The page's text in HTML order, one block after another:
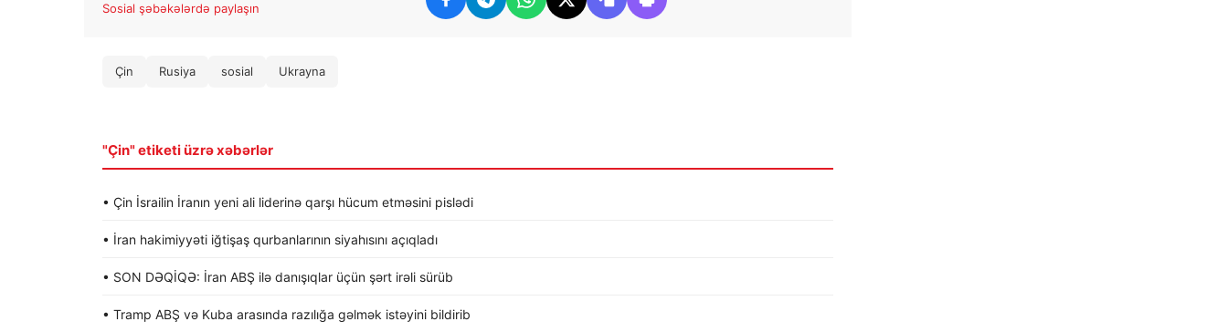
Sosial şəbəkələrdə paylaşın
Çin Rusiya sosial Ukrayna
"Çin" etiketi üzrə xəbərlər
• Çin İsrailin İranın yeni ali liderinə qarşı hücum etməsini pislədi
• İran hakimiyyəti iğtişaş qurbanlarının siyahısını açıqladı
• SON DƏQİQƏ: İran ABŞ ilə danışıqlar üçün şərt irəli sürüb
• Tramp ABŞ və Kuba arasında razılığa gəlmək istəyini bildirib